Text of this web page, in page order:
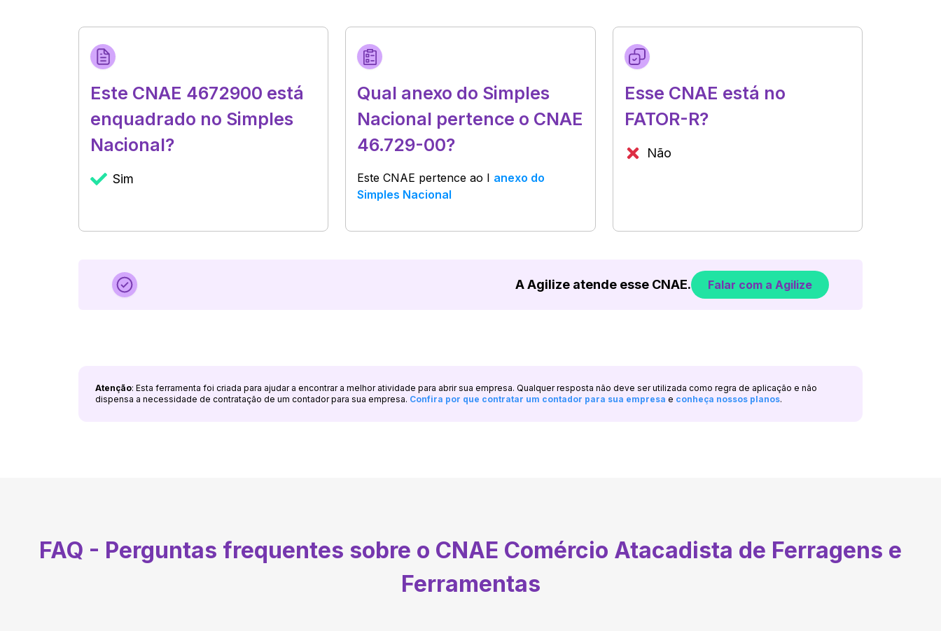
Este CNAE 4672900 está
enquadrado no Simples
Nacional?
Sim
Qual anexo do Simples
Nacional pertence o CNAE
46.729-00?
Este CNAE pertence ao I anexo do
Simples Nacional
Esse CNAE está no
FATOR-R?
Não
A Agilize atende esse CNAE. Falar com a Agilize
Atenção: Esta ferramenta foi criada para ajudar a encontrar a melhor atividade para abrir sua empresa. Qualquer resposta não deve ser utilizada como regra de aplicação e não
dispensa a necessidade de contratação de um contador para sua empresa. Confira por que contratar um contador para sua empresa e conheça nossos planos.
FAQ - Perguntas frequentes sobre o CNAE Comércio Atacadista de Ferragens e
Ferramentas